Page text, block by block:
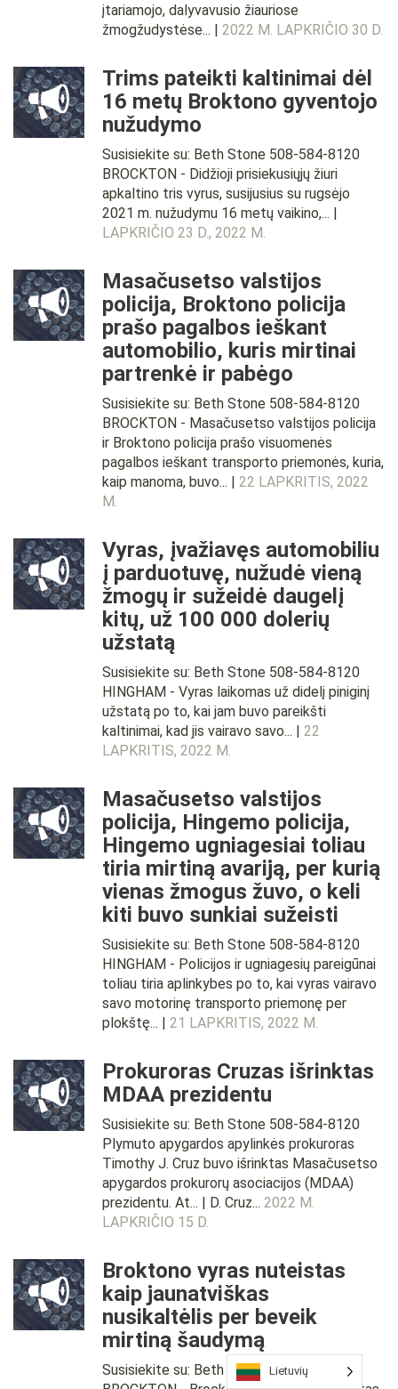
įtariamojo, dalyvavusio žiauriose
žmogžudystėse... | 2022 M. LAPKRIČIO 30 D.
Trims pateikti kaltinimai dėl
16 metų Broktono gyventojo
nužudymo
Susisiekite su: Beth Stone 508-584-8120
BROCKTON - Didžioji prisiekusiųjų žiuri
apkaltino tris vyrus, susijusius su rugsėjo
2021 m. nužudymu 16 metų vaikino,... |
LAPKRIČIO 23 D., 2022 M.
Masačusetso valstijos
policija, Broktono policija
prašo pagalbos ieškant
automobilio, kuris mirtinai
partrenkė ir pabėgo
Susisiekite su: Beth Stone 508-584-8120
BROCKTON - Masačusetso valstijos policija
ir Broktono policija prašo visuomenės
pagalbos ieškant transporto priemonės, kuria,
kaip manoma, buvo... | 22 LAPKRITIS, 2022
M.
Vyras, įvažiavęs automobiliu
į parduotuvę, nužudė vieną
žmogų ir sužeidė daugelį
kitų, už 100 000 dolerių
užstatą
Susisiekite su: Beth Stone 508-584-8120
HINGHAM - Vyras laikomas už didelį piniginį
užstatą po to, kai jam buvo pareikšti
kaltinimai, kad jis vairavo savo... | 22
LAPKRITIS, 2022 M.
Masačusetso valstijos
policija, Hingemo policija,
Hingemo ugniagesiai toliau
tiria mirtiną avariją, per kurią
vienas žmogus žuvo, o keli
kiti buvo sunkiai sužeisti
Susisiekite su: Beth Stone 508-584-8120
HINGHAM - Policijos ir ugniagesių pareigūnai
toliau tiria aplinkybes po to, kai vyras vairavo
savo motorinę transporto priemonę per
plokštę... | 21 LAPKRITIS, 2022 M.
Prokuroras Cruzas išrinktas
MDAA prezidentu
Susisiekite su: Beth Stone 508-584-8120
Plymuto apygardos apylinkės prokuroras
Timothy J. Cruz buvo išrinktas Masačusetso
apygardos prokurorų asociacijos (MDAA)
prezidentu. At... | D. Cruz... 2022 M.
LAPKRIČIO 15 D.
Broktono vyras nuteistas
kaip jaunatviškas
nusikaltėlis per beveik
mirtiną šaudymą
Susisiekite su: Beth Stone 508-584-8120
Lietuvių